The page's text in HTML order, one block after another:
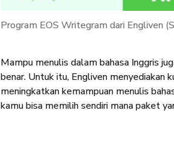
Program EOS Writegram dari Engliven
Mampu menulis dalam bahasa Inggris
benar. Untuk itu, Engliven menyediakan
meningkatkan kemampuan menulis
kamu bisa memilih sendiri mana paket